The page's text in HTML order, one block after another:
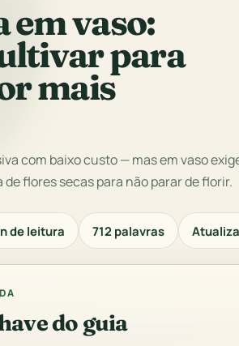
em vaso:
para
mais
com baixo custo — mas em vaso
flores secas para não parar de florir.
de leitura 712 palavras
do guia